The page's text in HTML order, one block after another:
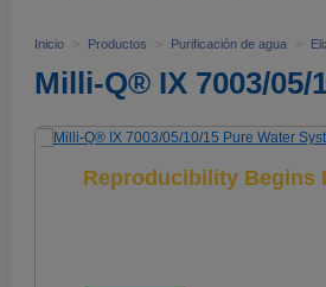
Inicio > Productos > Purificación de agua >
Milli-Q® IX 7003/05/
Reproducibility Begins